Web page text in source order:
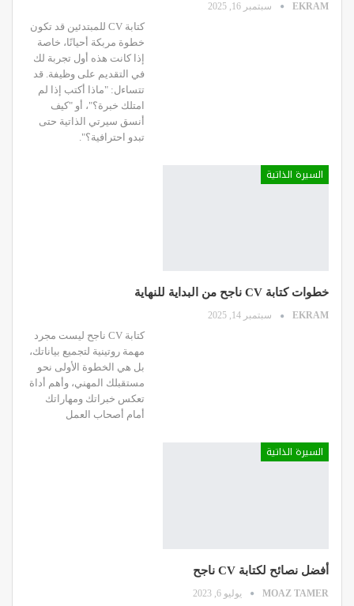
EKRAM سبتمبر 16, 2025
كتابة CV للمبتدئين قد تكون
خطوة مربكة أحيانًا، خاصة
إذا كانت هذه أول تجربة لك
في التقديم على وظيفة. قد
تتساءل: "ماذا أكتب إذا لم
امتلك خبرة؟"، أو "كيف
أنسق سيرتي الذاتية حتى
تبدو احترافية؟".
السيرة الذاتية
خطوات كتابة CV ناجح من البداية للنهاية
EKRAM سبتمبر 14, 2025
كتابة CV ناجح ليست مجرد
مهمة روتينية لتجميع بياناتك،
بل هي الخطوة الأولى نحو
مستقبلك المهني، وأهم أداة
تعكس خبراتك ومهاراتك
أمام أصحاب العمل
السيرة الذاتية
أفضل نصائح لكتابة CV ناجح
MOAZ TAMER يوليو 6, 2023